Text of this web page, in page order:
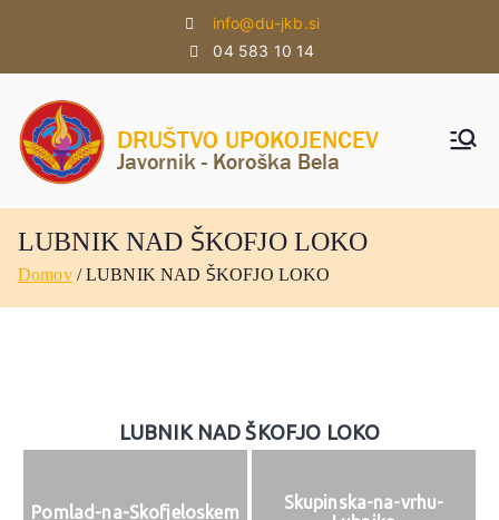
vsebino
info@du-jkb.si
04 583 10 14
JAVO
BELA
k -
LUBNIK NAD ŠKOFJO LOKO
Domov LUBNIK NAD ŠKOFJO LOKO
LUBNIK NAD ŠKOFJO LOKO
Pomlad-na-Skofjeloskem
Skupinska-na-vrhu-